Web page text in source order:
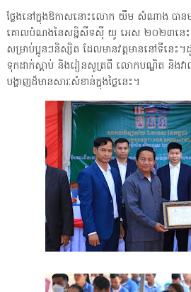
ថ្លែងនៅក្នុងឱកាសនោះលោក យឹម សំណាង បាន
គោលបំណងនៃសន្និសីទស៊ី យូ អេស ២០២៣នេះ ពិ
សម្រាប់ប្អូនៗនិស្សិត ដែលមានវត្តមាននៅទីនេះ
ទុកដាក់ស្ដាប់ និងរៀនសូត្រពី លោកបណ្ឌិត និងវា
បង្ហាញដ៏មានសារៈសំខាន់ក្នុងថ្ងៃនេះ។